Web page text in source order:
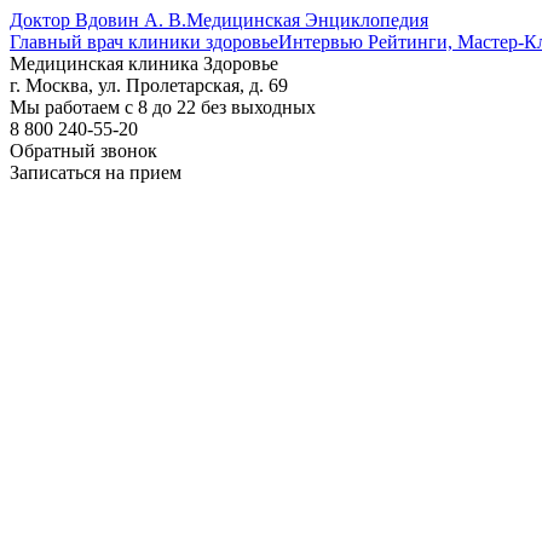
Доктор Вдовин А. В.Медицинская Энциклопедия
Главный врач клиники здоровьеИнтервью Рейтинги, Мастер-
Медицинская клиника Здоровье
г. Москва, ул. Пролетарская, д. 69
Мы работаем с 8 до 22 без выходных
8 800 240-55-20
Обратный звонок
Записаться на прием